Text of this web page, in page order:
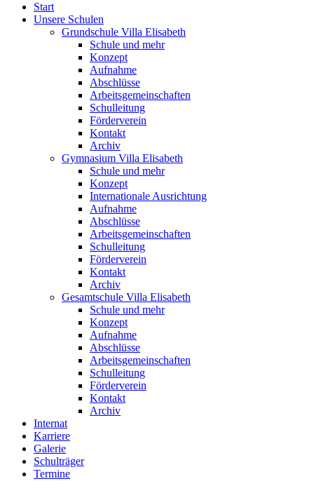
Start
Unsere Schulen
Grundschule Villa Elisabeth
Schule und mehr
Konzept
Aufnahme
Abschlüsse
Arbeitsgemeinschaften
Schulleitung
Förderverein
Kontakt
Archiv
Gymnasium Villa Elisabeth
Schule und mehr
Konzept
Internationale Ausrichtung
Aufnahme
Abschlüsse
Arbeitsgemeinschaften
Schulleitung
Förderverein
Kontakt
Archiv
Gesamtschule Villa Elisabeth
Schule und mehr
Konzept
Aufnahme
Abschlüsse
Arbeitsgemeinschaften
Schulleitung
Förderverein
Kontakt
Archiv
Internat
Karriere
Galerie
Schulträger
Termine